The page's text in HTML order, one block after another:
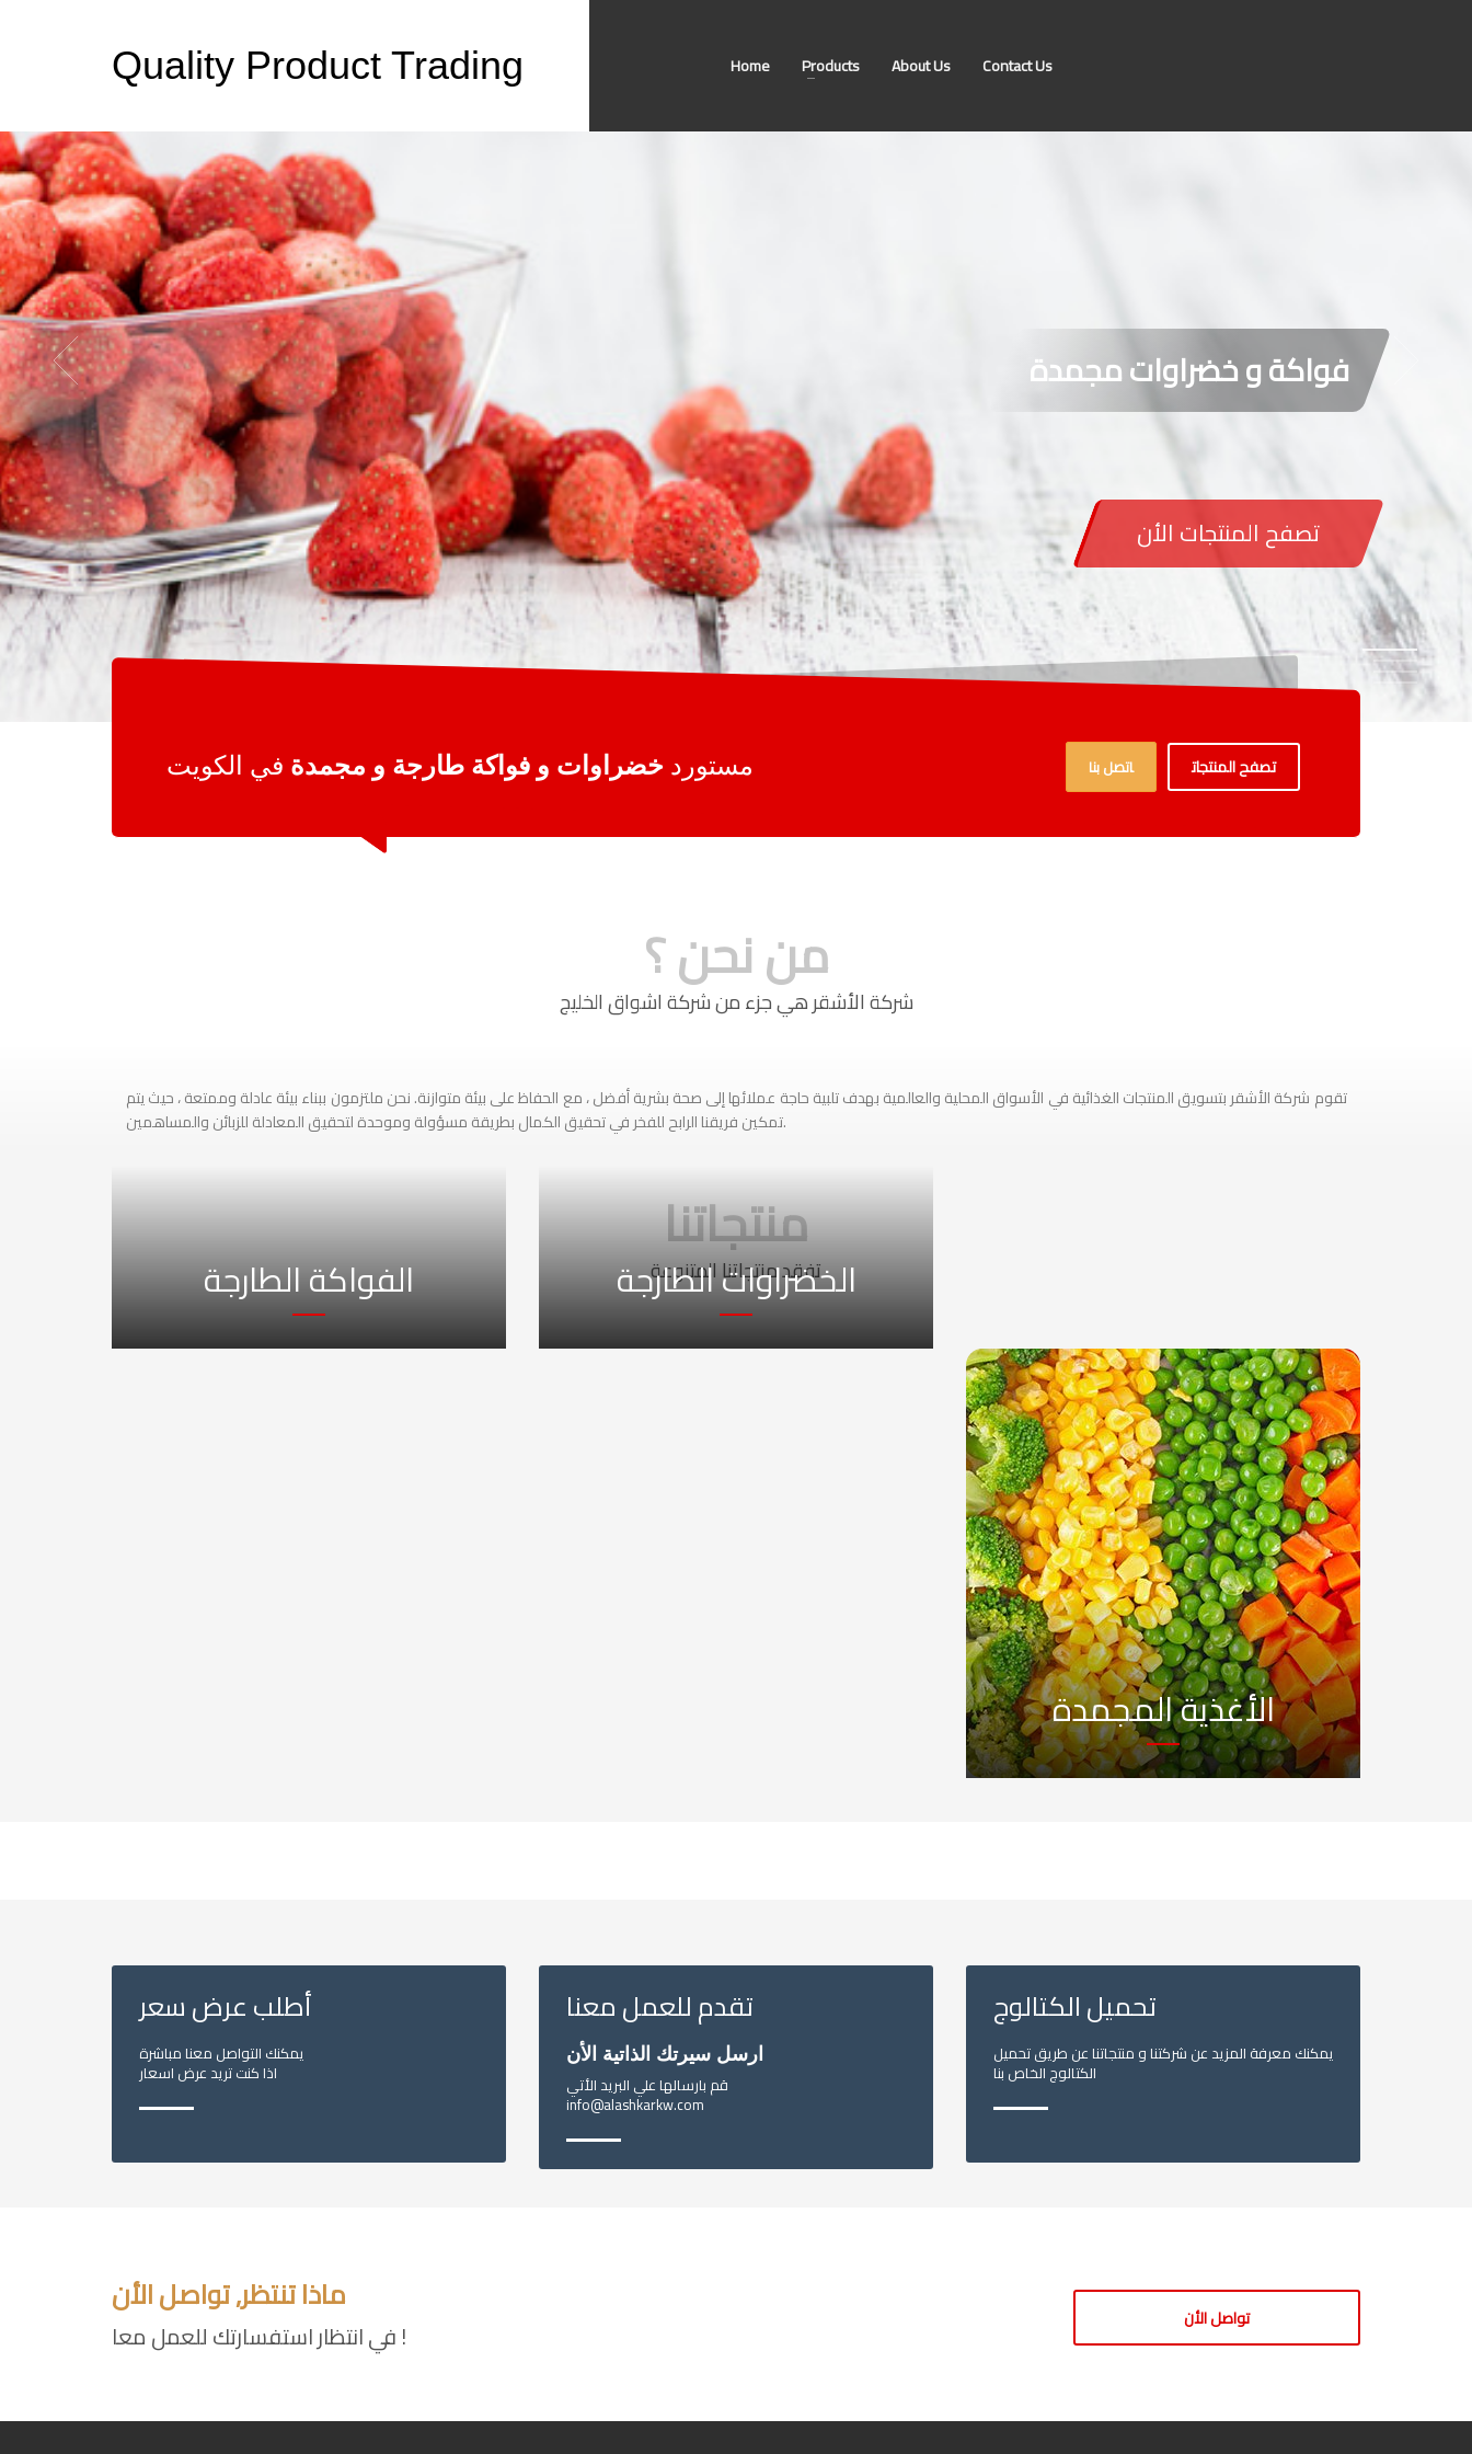
Quality Product Trading Home Products About Us Contact Us
1
4
مستورد خضراوات و فواكة طارجة و مجمدة في الكويت تصفح المنتجات اتصل بنا
من نحن ؟
شركة الأشقر هي جزء من شركة اشواق الخليج
تقوم شركة الأشقر بتسويق المنتجات الغذائية في الأسواق المحلية والعالمية بهدف تلبية حاجة عملائها إلى صحة بشرية أفضل ، مع الحفاظ على بيئة متوازنة. نحن ملتزمون ببناء بيئة عادلة وممتعة ، حيث يتم
تمكين فريقنا الرابح للفخر في تحقيق الكمال بطريقة مسؤولة وموحدة لتحقيق المعادلة للزبائن والمساهمين.
منتجاتنا
تفقد منتجاتنا المتنوعة الفواكة الطارجة الخضراوات الطارجة
الأغذية المجمدة
أطلب عرض سعر
يمكنك التواصل معنا مباشرة
اذا كنت تريد عرض اسعار
تقدم للعمل معنا
ارسل سيرتك الذاتية الأن
قم بارسالها علي البريد الأتي
info@alashkarkw.com
تحميل الكتالوج
يمكنك معرفة المزيد عن شركتنا و منتجاتنا عن طريق تحميل
الكتالوج الخاص بنا
ماذا تنتظر, تواصل الأن
في انتظار استفسارتك للعمل معا ! تواصل الأن